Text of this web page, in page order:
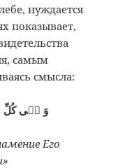
нуждается
показывает,
самым
смысла:
وَ فٖى كُلِّ
Его